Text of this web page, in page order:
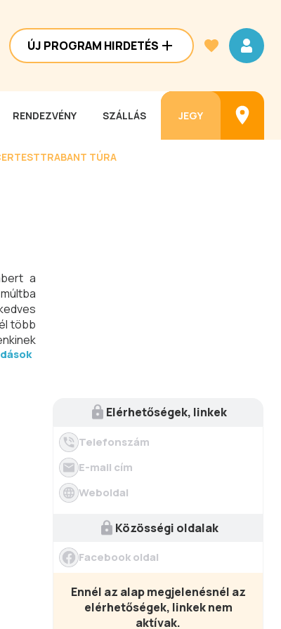
ÚJ PROGRAM HIRDETÉS
RENDEZVÉNY SZÁLLÁS JEGY
TRABANT TÚRA
a
több
Elérhetőségek, linkek
Telefonszám
E-mail cím
Weboldal
Közösségi oldalak
Facebook oldal
Ennél az alap megjelenésnél az
elérhetőségek, linkek nem
aktívak.